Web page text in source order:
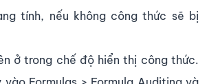
tính, nếu không công thức sẽ bị
ở trong chế độ hiển thị công thức.